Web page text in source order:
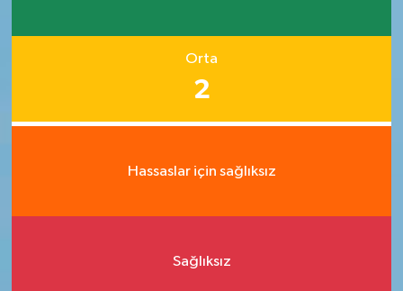
Orta
2
Hassaslar için sağlıksız
Sağlıksız